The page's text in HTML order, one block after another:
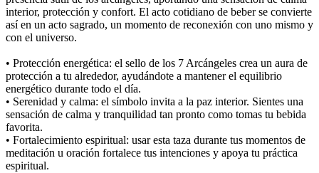
interior, protección y confort. El acto cotidiano de beber se convierte
así en un acto sagrado, un momento de reconexión con uno mismo y
con el universo.
• Protección energética: el sello de los 7 Arcángeles crea un aura de
protección a tu alrededor, ayudándote a mantener el equilibrio
energético durante todo el día.
• Serenidad y calma: el símbolo invita a la paz interior. Sientes una
sensación de calma y tranquilidad tan pronto como tomas tu bebida
favorita.
• Fortalecimiento espiritual: usar esta taza durante tus momentos de
meditación u oración fortalece tus intenciones y apoya tu práctica
espiritual.